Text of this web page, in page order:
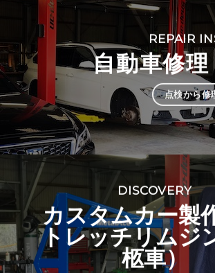
REPAIR
自動車修理
点検から修
DISCOVERY
カスタムカー製
トレッチリムジ
柩車）